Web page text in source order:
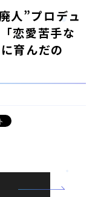
人”プロデュ
恋愛苦手な
育んだの